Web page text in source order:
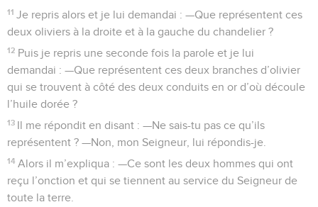
11 Je repris alors et je lui demandai : —Que représentent ces
deux oliviers à la droite et à la gauche du chandelier ?
12 Puis je repris une seconde fois la parole et je lui
demandai : —Que représentent ces deux branches d’olivier
qui se trouvent à côté des deux conduits en or d’où découle
l’huile dorée ?
13 Il me répondit en disant : —Ne sais-tu pas ce qu’ils
représentent ? —Non, mon Seigneur, lui répondis-je.
14 Alors il m’expliqua : —Ce sont les deux hommes qui ont
reçu l’onction et qui se tiennent au service du Seigneur de
toute la terre.